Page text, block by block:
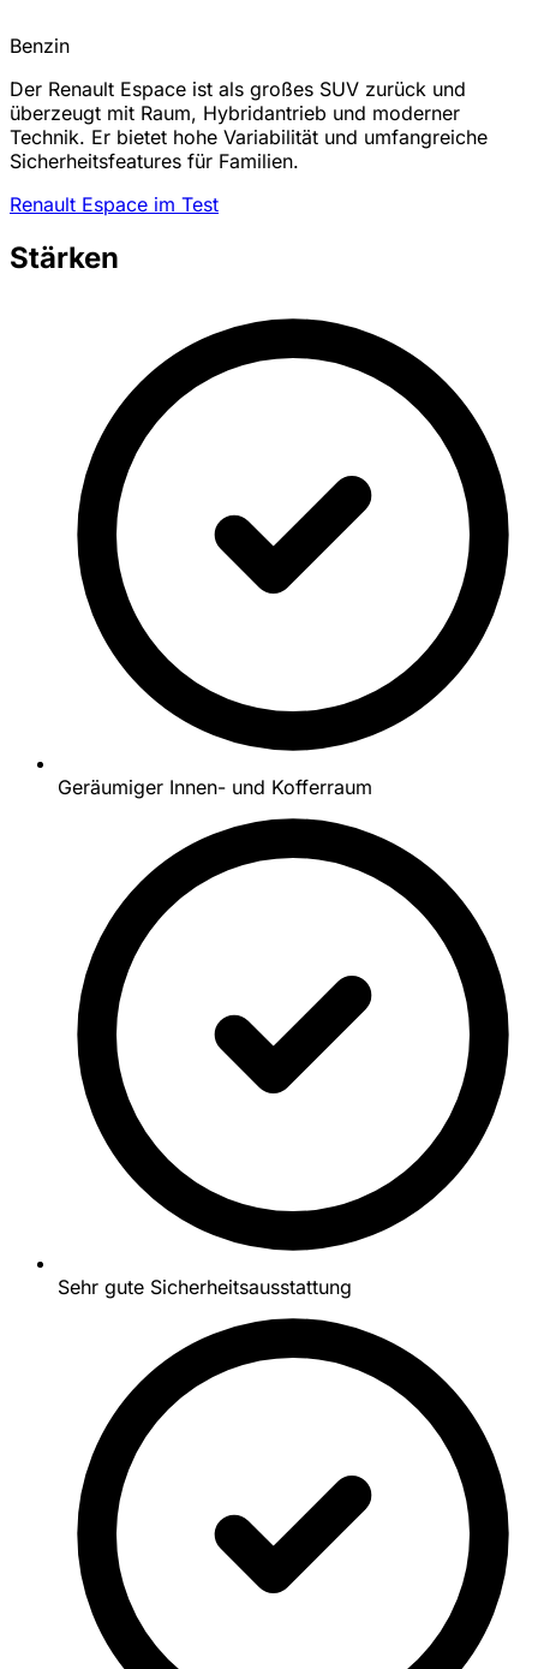
Benzin
Der Renault Espace ist als großes SUV zurück und
überzeugt mit Raum, Hybridantrieb und moderner
Technik. Er bietet hohe Variabilität und umfangreiche
Sicherheitsfeatures für Familien.
Renault Espace im Test
Stärken
Geräumiger Innen- und Kofferraum
Sehr gute Sicherheitsausstattung